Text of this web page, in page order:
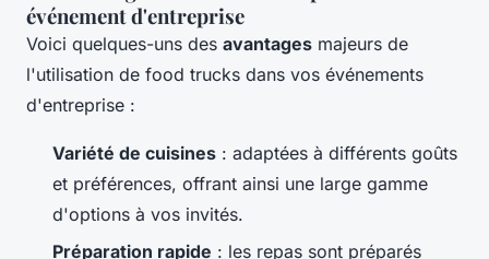
événement d'entreprise
Voici quelques-uns des avantages majeurs de
l'utilisation de food trucks dans vos événements
d'entreprise :
Variété de cuisines : adaptées à différents goûts
et préférences, offrant ainsi une large gamme
d'options à vos invités.
Préparation rapide : les repas sont préparés